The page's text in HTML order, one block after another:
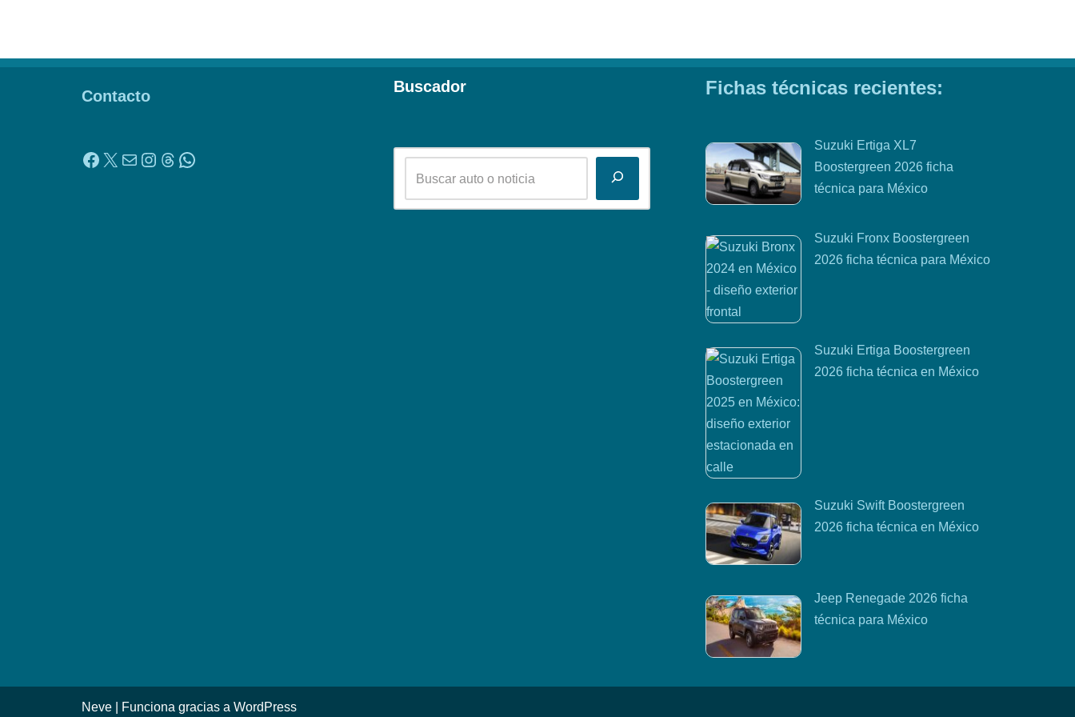
Contacto
Buscador Fichas técnicas recientes:
Suzuki Ertiga XL7
Boostergreen 2026 ficha
técnica para México
Suzuki Fronx Boostergreen
2026 ficha técnica para México
Suzuki Ertiga Boostergreen
2026 ficha técnica en México
Suzuki Swift Boostergreen
2026 ficha técnica en México
Jeep Renegade 2026 ficha
técnica para México
Neve | Funciona gracias a WordPress